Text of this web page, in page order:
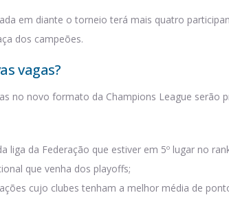
em diante o torneio terá mais quatro
dos campeões.
vagas?
no novo formato da Champions League serão
liga da Federação que estiver em 5º lugar no
que venha dos playoffs;
cujo clubes tenham a melhor média de